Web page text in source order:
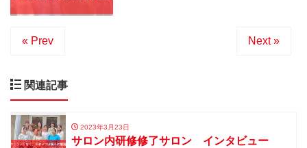
« Prev Next »
関連記事
2023年3月23日
サロン内研修修了サロン インタビュー